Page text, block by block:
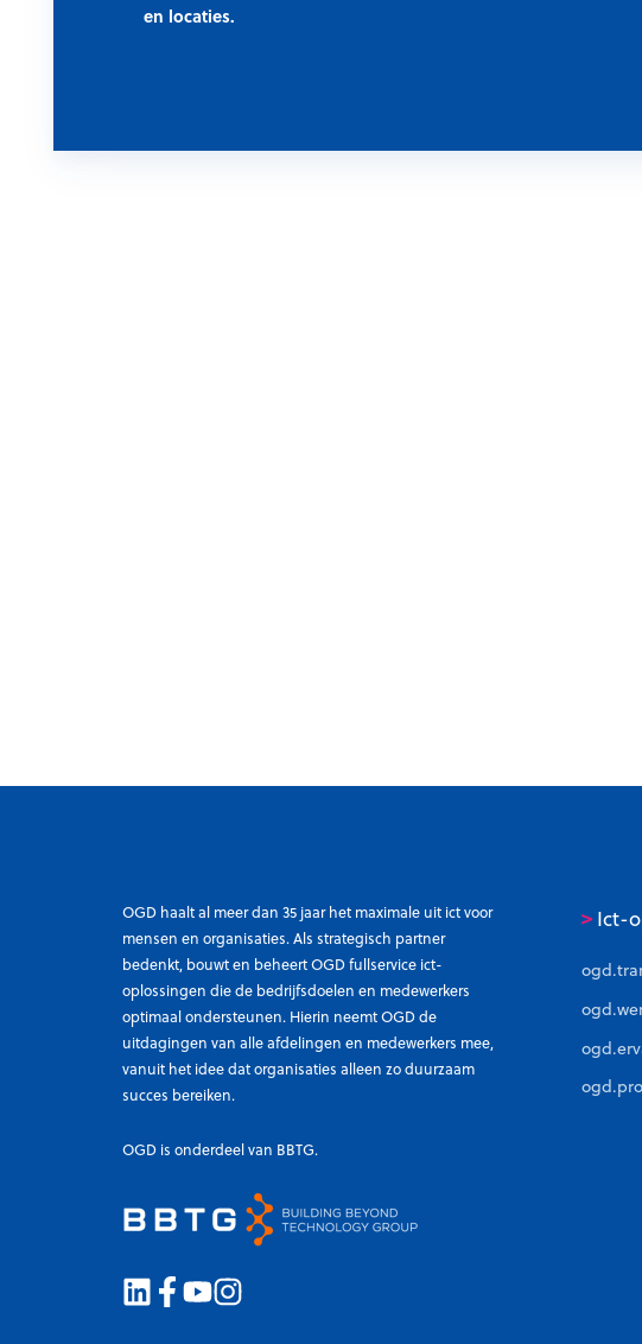
en locaties.
OGD haalt al meer dan 35 jaar het maximale uit ict voor
mensen en organisaties. Als strategisch partner
bedenkt, bouwt en beheert OGD fullservice ict-
oplossingen die de bedrijfsdoelen en medewerkers
optimaal ondersteunen. Hierin neemt OGD de
uitdagingen van alle afdelingen en medewerkers mee,
vanuit het idee dat organisaties alleen zo duurzaam
succes bereiken.
OGD is onderdeel van BBTG.
>Ict-